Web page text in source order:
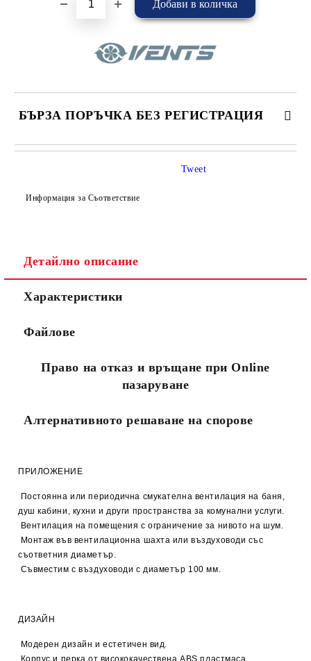
БЪРЗА ПОРЪЧКА БЕЗ РЕГИСТРАЦИЯ
САМО ПОПЪЛНЕТЕ 4 ПОЛЕТА
Съгласен съм сПолитиката за лични данни
Ние ще се свържем с вас в рамките на работния ден.
Информация за Съответствие
Tweet
Детайлно описание
Характеристики
Файлове
Право на отказ и връщане при Online
пазаруване
Алтернативното решаване на спорове
ПРИЛОЖЕНИЕ
Постоянна или периодична смукателна вентилация на баня,
душ кабини, кухни и други пространства за комунални услуги.
Вентилация на помещения с ограничение за нивото на шум.
Монтаж във вентилационна шахта или въздуховоди със
съответния диаметър.
Съвместим с въздуховоди с диаметър 100 мм.
ДИЗАЙН
Модерен дизайн и естетичен вид.
Корпус и перка от висококачествена ABS пластмаса,